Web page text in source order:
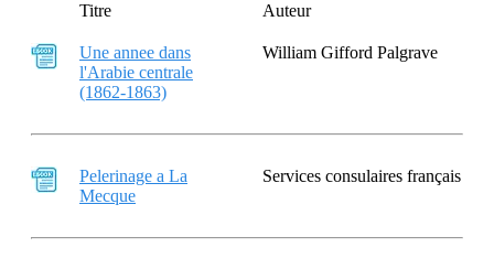
Titre Auteur
Une annee dans
l'Arabie centrale
(1862-1863)
William Gifford Palgrave
Pelerinage a La
Mecque
Services consulaires français